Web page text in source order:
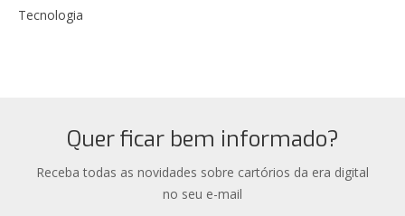
Tecnologia
Quer ficar bem informado?
Receba todas as novidades sobre cartórios da era digital
no seu e-mail